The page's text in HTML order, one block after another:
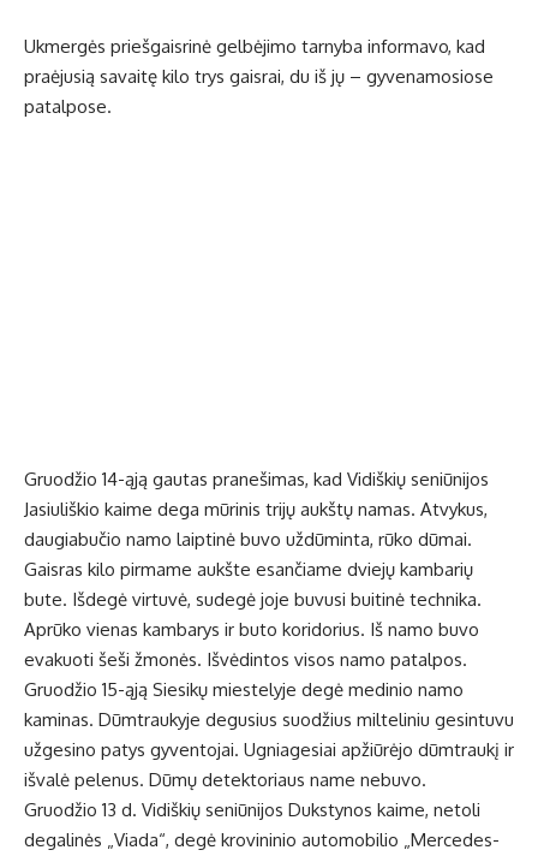
Ukmergės priešgaisrinė gelbėjimo tarnyba informavo, kad
praėjusią savaitę kilo trys gaisrai, du iš jų – gyvenamosiose
patalpose.
Gruodžio 14-ąją gautas pranešimas, kad Vidiškių seniūnijos
Jasiuliškio kaime dega mūrinis trijų aukštų namas. Atvykus,
daugiabučio namo laiptinė buvo uždūminta, rūko dūmai.
Gaisras kilo pirmame aukšte esančiame dviejų kambarių
bute. Išdegė virtuvė, sudegė joje buvusi buitinė technika.
Aprūko vienas kambarys ir buto koridorius. Iš namo buvo
evakuoti šeši žmonės. Išvėdintos visos namo patalpos.
Gruodžio 15-ąją Siesikų miestelyje degė medinio namo
kaminas. Dūmtraukyje degusius suodžius milteliniu gesintuvu
užgesino patys gyventojai. Ugniagesiai apžiūrėjo dūmtraukį ir
išvalė pelenus. Dūmų detektoriaus name nebuvo.
Gruodžio 13 d. Vidiškių seniūnijos Dukstynos kaime, netoli
degalinės „Viada“, degė krovininio automobilio „Mercedes-